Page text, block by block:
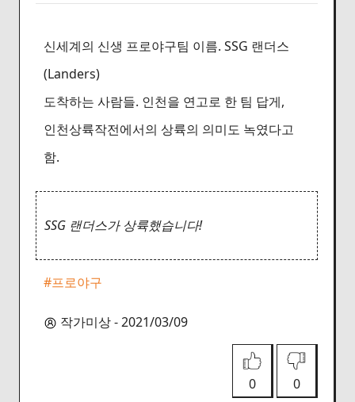
신세계의 신생 프로야구팀 이름. SSG 랜더스
(Landers)
도착하는 사람들. 인천을 연고로 한 팀 답게,
인천상륙작전에서의 상륙의 의미도 녹였다고
함.
SSG 랜더스가 상륙했습니다!
#프로야구
작가미상 - 2021/03/09
0 0